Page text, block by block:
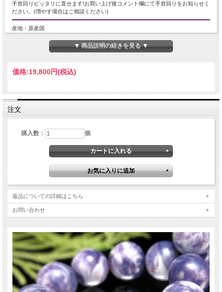
手首回りピッタリに直せます!お買い上げ後コメント欄にて手首回りをお知らせく
ださい。(増やす場合はご相談ください)
産地・原産国
ブラジル産
グレードなど
スコロライト
商品説明
アメジストを高温で加熱処理し誕生する天然石、スコロライト。
その中でもラベンダーカラーの中にふわっとホワイトカラーが混ざり合うものを
マーブルスコロライトと云います。
穏やかなエネルギーが全身を包み込み、心の波を静めてくれる特別な天然石を。
【意味合い・云われ・伝承等】
・心を解放し、成長させてくれる
・愛の守護石
・精神の安定
・パートナーとの絆を深める
ご注意事項
※1点物につき画像は現物を撮影しています。
※商品の特性上カケや凹み、歪な部分やクラックなどがあります。ご理解の方の
みご利用下さい。
※出来る限り自然な色みになるよう撮影を心がけておりますが、お使いのディス
プレイ環境によって表示される色みに差が出る場合があります。ご了承下さい。
▼ 商品説明の続きを見る ▼
価格:19,800円(税込)
注文
購入数： 個
返品についての詳細はこちら
お問い合わせ